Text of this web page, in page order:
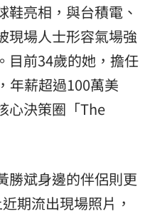
亮相，與台積電、
現場人士形容氣場強
目前34歲的她，擔任
年薪超過100萬美
心決策圈「The
勝斌身邊的伴侶則更
期流出現場照片，